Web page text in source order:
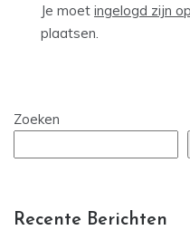
Je moet ingelogd zijn op
plaatsen.
Zoeken
Recente Berichten